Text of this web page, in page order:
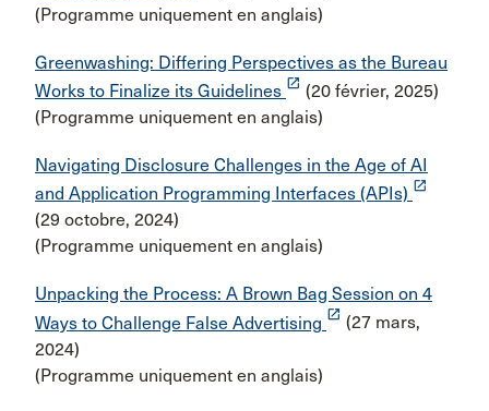
(Programme uniquement en anglais)
Greenwashing: Differing Perspectives as the Bureau
Works to Finalize its Guidelines launch (20 février, 2025)
(Programme uniquement en anglais)
Navigating Disclosure Challenges in the Age of AI
and Application Programming Interfaces (APIs) launch
(29 octobre, 2024)
(Programme uniquement en anglais)
Unpacking the Process: A Brown Bag Session on 4
Ways to Challenge False Advertising launch (27 mars,
2024)
(Programme uniquement en anglais)